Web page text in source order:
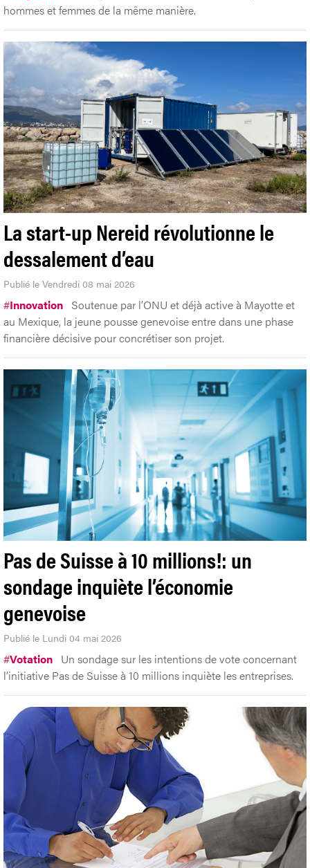
hommes et femmes de la même manière.
La start-up Nereid révolutionne le
dessalement d’eau
Publié le Vendredi 08 mai 2026
#Innovation Soutenue par l’ONU et déjà active à Mayotte et
au Mexique, la jeune pousse genevoise entre dans une phase
financière décisive pour concrétiser son projet.
Pas de Suisse à 10 millions!: un
sondage inquiète l’économie
genevoise
Publié le Lundi 04 mai 2026
#Votation Un sondage sur les intentions de vote concernant
l’initiative Pas de Suisse à 10 millions inquiète les entreprises.